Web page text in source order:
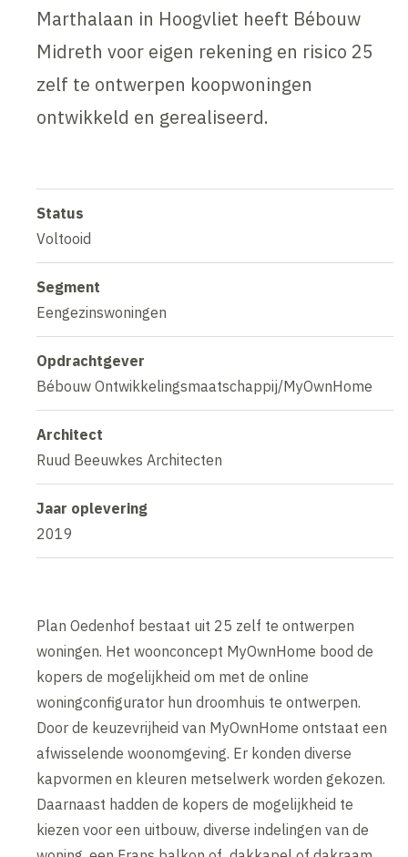
Marthalaan in Hoogvliet heeft Bébouw
Midreth voor eigen rekening en risico 25
zelf te ontwerpen koopwoningen
ontwikkeld en gerealiseerd.
Status
Voltooid
Segment
Eengezinswoningen
Opdrachtgever
Bébouw Ontwikkelingsmaatschappij/MyOwnHome
Architect
Ruud Beeuwkes Architecten
Jaar oplevering
2019
Plan Oedenhof bestaat uit 25 zelf te ontwerpen
woningen. Het woonconcept MyOwnHome bood de
kopers de mogelijkheid om met de online
woningconfigurator hun droomhuis te ontwerpen.
Door de keuzevrijheid van MyOwnHome ontstaat een
afwisselende woonomgeving. Er konden diverse
kapvormen en kleuren metselwerk worden gekozen.
Daarnaast hadden de kopers de mogelijkheid te
kiezen voor een uitbouw, diverse indelingen van de